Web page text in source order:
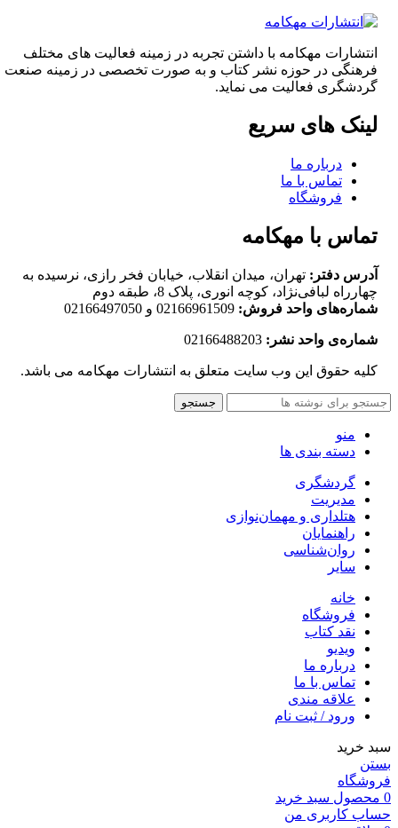
انتشارات مهکامه با داشتن تجربه در زمینه فعالیت های مختلف
فرهنگی در حوزه نشر کتاب و به صورت تخصصی در زمینه صنعت
گردشگری فعالیت می نماید.
لینک های سریع
درباره ما
تماس با ما
فروشگاه
تماس با مهکامه
آدرس دفتر: تهران، میدان انقلاب، خیابان فخر رازی، نرسیده به
چهارراه لبافی‌نژاد، کوچه انوری، پلاک 8، طبقه دوم
شماره‌های واحد فروش: 02166961509 و 02166497050
شماره‌‌ی واحد نشر:
کلیه حقوق این وب سایت متعلق به انتشارات مهکامه می باشد.
جستجو
منو
دسته بندی ها
گردشگری
مدیریت
هتلداری و مهمان‌نوازی
راهنمایان
روان‌شناسی
سایر
خانه
فروشگاه
نقد کتاب
ویدیو
درباره‌ ما
تماس با ما
علاقه مندی
ورود / ثبت نام
سبد خرید
بستن
فروشگاه
0 محصول سبد خرید
حساب کاربری من